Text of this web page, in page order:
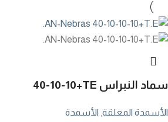
سماد النبراس 40-10-10+TE
الأسمدة المعلقة الأسمدة